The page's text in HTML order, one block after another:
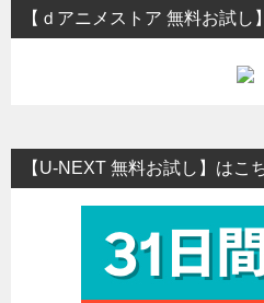
【ｄアニメストア 無料お試
【U-NEXT 無料お試し】はこ